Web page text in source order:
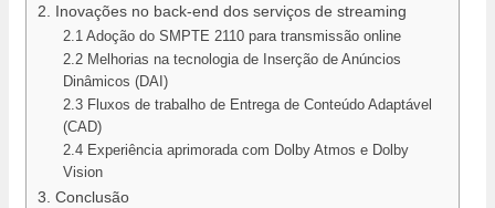
2. Inovações no back-end dos serviços de streaming
2.1 Adoção do SMPTE 2110 para transmissão online
2.2 Melhorias na tecnologia de Inserção de Anúncios
Dinâmicos (DAI)
2.3 Fluxos de trabalho de Entrega de Conteúdo Adaptável
(CAD)
2.4 Experiência aprimorada com Dolby Atmos e Dolby
Vision
3. Conclusão